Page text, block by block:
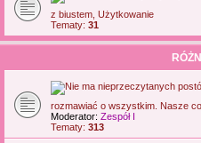
z biustem, Użytkowanie
Tematy: 31
rozmawiać o wszystkim. Nasze
Moderator: Zespół I
Tematy: 313